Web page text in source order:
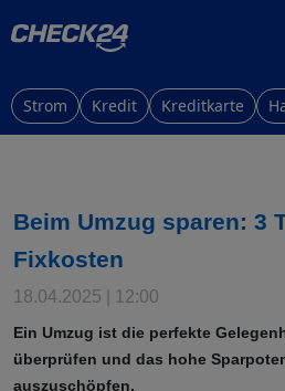
Strom Kredit Kreditkarte
Beim Umzug sparen: 3
Fixkosten
18.04.2025 | 12:00
Ein Umzug ist die perfekte
überprüfen und das hohe
auszuschöpfen.